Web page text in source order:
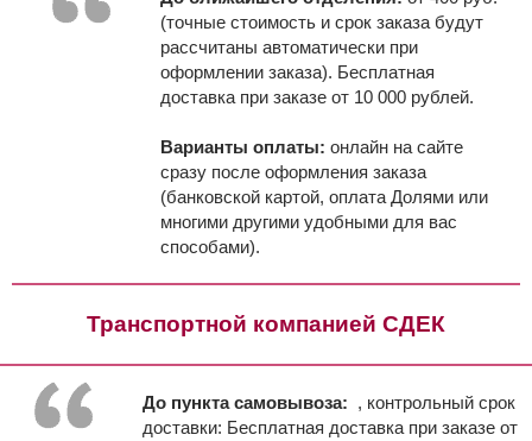
(точные стоимость и срок заказа будут
рассчитаны автоматически при
оформлении заказа). Бесплатная
доставка при заказе от 10 000 рублей.
Варианты оплаты: онлайн на сайте
сразу после оформления заказа
(банковской картой, оплата Долями или
многими другими удобными для вас
способами).
Транспортной компанией СДЕК
До пункта самовывоза: , контрольный срок
доставки: Бесплатная доставка при заказе от